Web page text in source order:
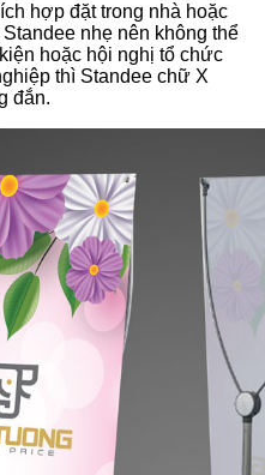
hợp đặt trong nhà hoặc
nhẹ nên không thể
hoặc hội nghị tổ chức
thì Standee chữ X
đắn.